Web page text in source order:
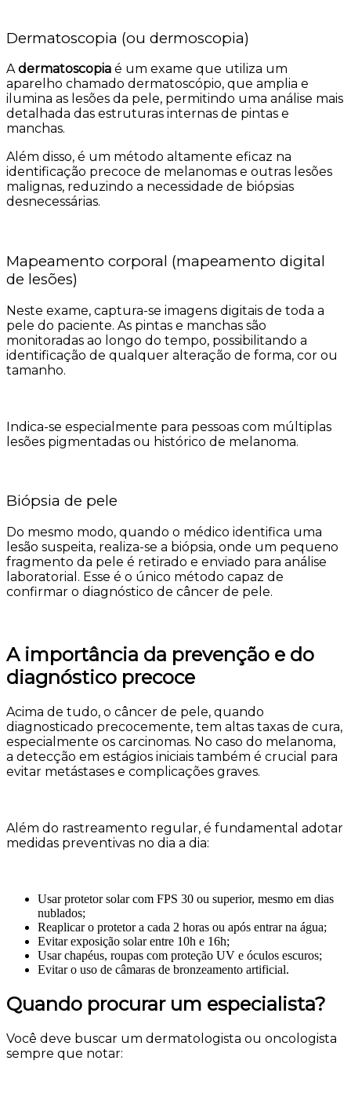
Dermatoscopia (ou dermoscopia)
Adermatoscopia é um exame que utiliza um
aparelho chamado dermatoscópio, que amplia e
ilumina as lesões da pele, permitindo uma análise mais
detalhada das estruturas internas de pintas e
manchas.
Além disso, é um método altamente eficaz na
identificação precoce de melanomas e outras lesões
malignas, reduzindo a necessidade de biópsias
desnecessárias.
Mapeamento corporal (mapeamento digital
de lesões)
Neste exame, captura-se imagens digitais de toda a
pele do paciente. As pintas e manchas são
monitoradas ao longo do tempo, possibilitando a
identificação de qualquer alteração de forma, cor ou
tamanho.
Indica-se especialmente para pessoas com múltiplas
lesões pigmentadas ou histórico de melanoma.
Biópsia de pele
Do mesmo modo, quando o médico identifica uma
lesão suspeita, realiza-se a biópsia, onde um pequeno
fragmento da pele é retirado e enviado para análise
laboratorial. Esse é o único método capaz de
confirmar o diagnóstico de câncer de pele.
A importância da prevenção e do
diagnóstico precoce
Acima de tudo, o câncer de pele, quando
diagnosticado precocemente, tem altas taxas de cura,
especialmente os carcinomas. No caso do melanoma,
a detecção em estágios iniciais também é crucial para
evitar metástases e complicações graves.
Além do rastreamento regular, é fundamental adotar
medidas preventivas no dia a dia:
Usar protetor solar com FPS 30 ou superior, mesmo em dias
nublados;
Reaplicar o protetor a cada 2 horas ou após entrar na água;
Evitar exposição solar entre 10h e 16h;
Usar chapéus, roupas com proteção UV e óculos escuros;
Evitar o uso de câmaras de bronzeamento artificial.
Quando procurar um especialista?
Você deve buscar um dermatologista ou oncologista
sempre que notar: